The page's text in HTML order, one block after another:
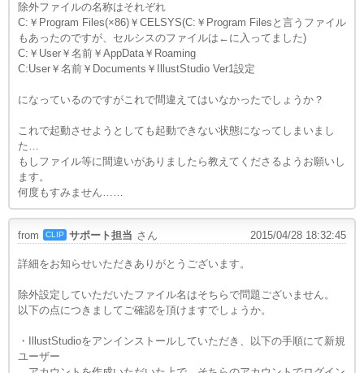
除外ファイルの名称はそれぞれ
C:￥Program Files(×86)￥CELSYS(C:￥Program Filesと言うファイル
もあったのですが、セルシスのファイルは←に入ってました)
C:￥User￥名前￥AppData￥Roaming
C:User￥名前￥Documents￥IllustStudio Ver1設定
になっているのですがこれで間違えてはいなかったでしょうか？
これで起動させようとしても起動できない状態になってしまいまし
た…
もしファイル等に間違いがありましたら教えてくださるようお願いし
ます。
何度もすみません……
from CLIP サポート担当 さん 2015/04/28 18:32:45
詳細をお知らせいただきありがとうございます。
除外設定していただいたファイル名はそちらで問題ございません。
以下の点につきましてご確認を頂けますでしょうか。
・IllustStudioをアンインストールしていただき、以下の手順にて新規
ユーザー